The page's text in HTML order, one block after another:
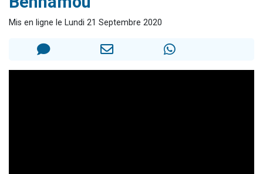
12 nouvelles musiques dans Torah-Box Music
Mis en ligne le Lundi 21 Septembre 2020